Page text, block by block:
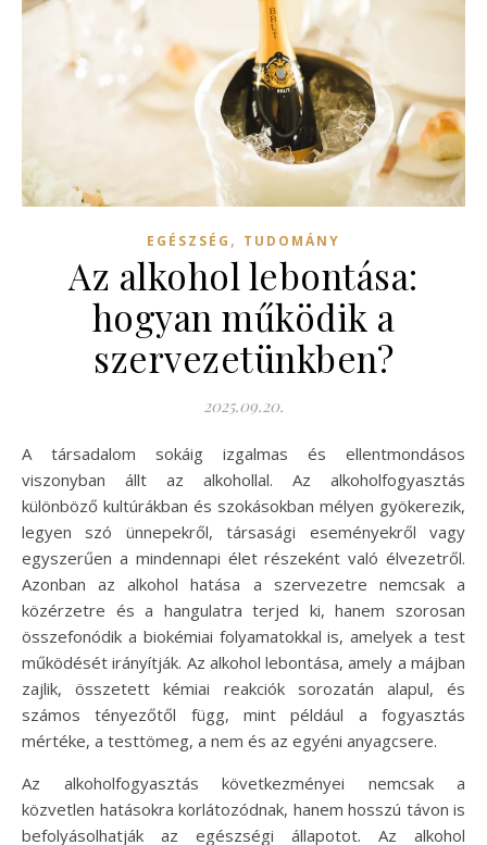
EGÉSZSÉG , TUDOMÁNY
Az alkohol lebontása:
hogyan működik a
szervezetünkben?
2025.09.20.
A társadalom sokáig izgalmas és ellentmondásos
viszonyban állt az alkohollal. Az alkoholfogyasztás
különböző kultúrákban és szokásokban mélyen gyökerezik,
legyen szó ünnepekről, társasági eseményekről vagy
egyszerűen a mindennapi élet részeként való élvezetről.
Azonban az alkohol hatása a szervezetre nemcsak a
közérzetre és a hangulatra terjed ki, hanem szorosan
összefonódik a biokémiai folyamatokkal is, amelyek a test
működését irányítják. Az alkohol lebontása, amely a májban
zajlik, összetett kémiai reakciók sorozatán alapul, és
számos tényezőtől függ, mint például a fogyasztás
mértéke, a testtömeg, a nem és az egyéni anyagcsere.
Az alkoholfogyasztás következményei nemcsak a
közvetlen hatásokra korlátozódnak, hanem hosszú távon is
befolyásolhatják az egészségi állapotot. Az alkohol